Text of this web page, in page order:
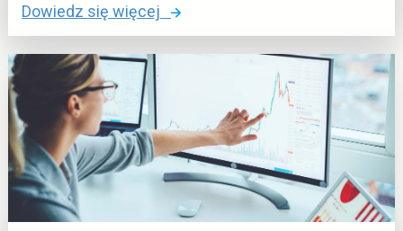
c
z
n
b
s
Dowiedz się więcej
o
:
m
l